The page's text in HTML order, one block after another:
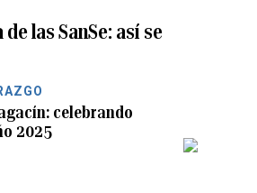
las SanSe: así se
celebrando
2025